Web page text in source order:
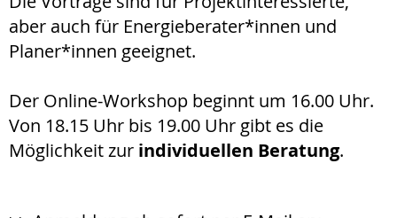
aber auch für Energieberater*innen und
Planer*innen geeignet.
Der Online-Workshop beginnt um 16.00 Uhr.
Von 18.15 Uhr bis 19.00 Uhr gibt es die
Möglichkeit zur individuellen Beratung.